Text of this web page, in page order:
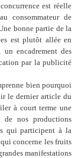
est réelle
consommateur de
bonne partie de la
est plutôt allée en
encadrement des
par la publicité
bien pourquoi
le dernier article du
à court terme une
de nos productions
qui participent à la
concerne les fruits
manifestations